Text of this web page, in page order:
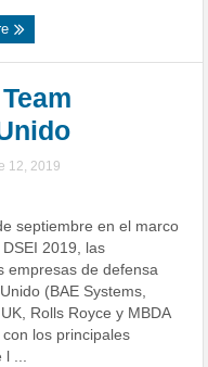
12, 2019
septiembre en el marco
2019, las
empresas de defensa
(BAE Systems,
Rolls Royce y MBDA
los principales
l ...